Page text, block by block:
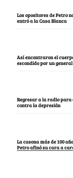
Los opositores de Petro
entró a la Casa Blanca
Así encontraron el
escondido por un
Regresar a la radio
contra la depresión
La casona más de 100
Petro afinó su cara a